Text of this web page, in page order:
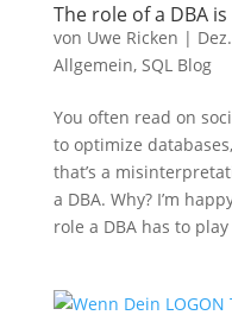
The role of a DBA
von Uwe Ricken |
Allgemein, SQL Blog
You often read on
to optimize
that’s a
a DBA. Why? I’m
role a DBA has to